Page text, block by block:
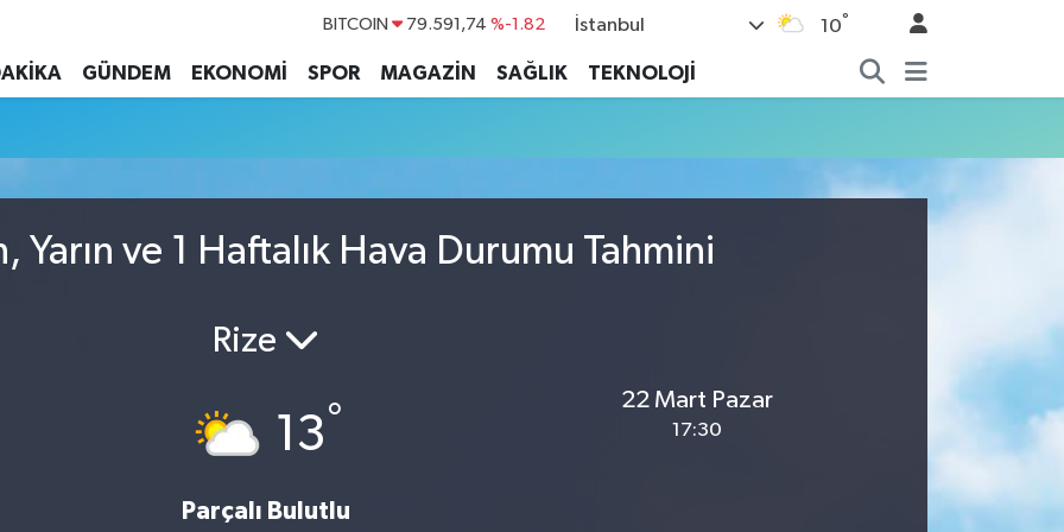
BITCOIN 79.591,74 %-1.82
DOLAR 45,43620 %0.02
G.ALTIN 6862,09000 %0.19
BİST100 14.598,00
İstanbul 10°
GÜNDEM EKONOMİ SPOR MAGAZİN SAĞLIK TEKNOLOJİ
Yarın ve 1 Haftalık Hava Durumu Tahmini
Rize
13°
Parçalı Bulutlu
22 Mart Pazar
17:30